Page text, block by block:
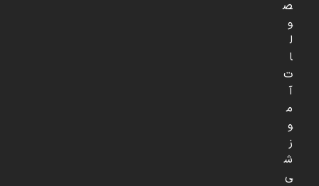
ص
و
ل
ا
ت
آ
م
و
ز
ش
ی